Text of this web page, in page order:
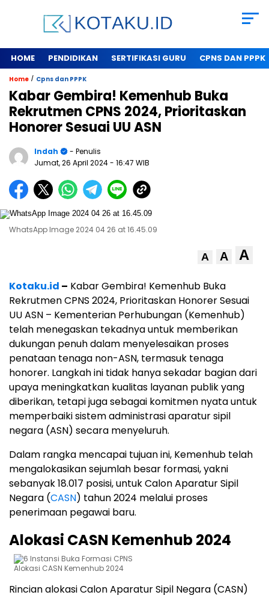
HOME PENDIDIKAN SERTIFIKASI GURU CPNS DAN PPPK
Home / Cpns dan PPPK
Kabar Gembira! Kemenhub Buka
Rekrutmen CPNS 2024, Prioritaskan
Honorer Sesuai UU ASN
Indah
- Penulis
Jumat, 26 April 2024- 16:47 WIB
WhatsApp Image 2024 04 26 at 16.45.09
A A A
Kotaku.id – Kabar Gembira! Kemenhub Buka
Rekrutmen CPNS 2024, Prioritaskan Honorer Sesuai
UU ASN – Kementerian Perhubungan (Kemenhub)
telah menegaskan tekadnya untuk memberikan
dukungan penuh dalam menyelesaikan proses
penataan tenaga non-ASN, termasuk tenaga
honorer. Langkah ini tidak hanya sekadar bagian dari
upaya meningkatkan kualitas layanan publik yang
diberikan, tetapi juga sebagai komitmen nyata untuk
memperbaiki sistem administrasi aparatur sipil
negara (ASN) secara menyeluruh.
Dalam rangka mencapai tujuan ini, Kemenhub telah
mengalokasikan sejumlah besar formasi, yakni
sebanyak 18.017 posisi, untuk Calon Aparatur Sipil
Negara (CASN) tahun 2024 melalui proses
penerimaan pegawai baru.
Alokasi CASN Kemenhub 2024
Alokasi CASN Kemenhub 2024
Rincian alokasi Calon Aparatur Sipil Negara (CASN)